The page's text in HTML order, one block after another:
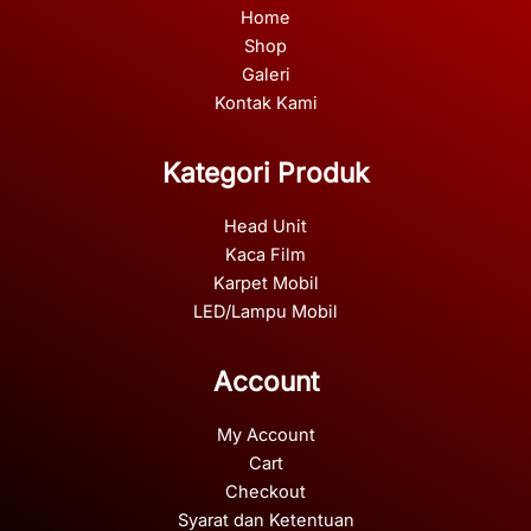
Home
Shop
Galeri
Kontak Kami
Kategori Produk
Head Unit
Kaca Film
Karpet Mobil
LED/Lampu Mobil
Account
My Account
Cart
Checkout
Syarat dan Ketentuan